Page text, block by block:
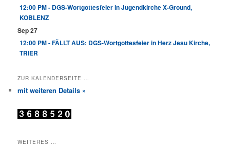
12:00 PM - DGS-Wortgottesfeier in Jugendkirche X-Ground,
KOBLENZ
Sep 27
12:00 PM - FÄLLT AUS: DGS-Wortgottesfeier in Herz Jesu Kirche,
TRIER
ZUR KALENDERSEITE …
mit weiteren Details »
WEITERES …